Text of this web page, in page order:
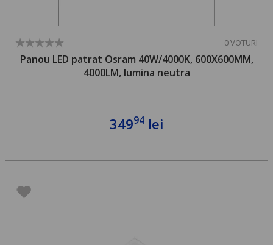
0 VOTURI
Panou LED patrat Osram 40W/4000K, 600X600MM,
4000LM, lumina neutra
34994 lei